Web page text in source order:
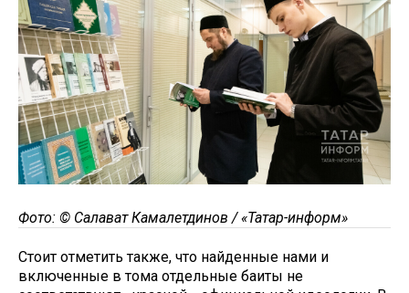
Фото: © Салават Камалетдинов / «Татар-информ»
Стоит отметить также, что найденные нами и
включенные в тома отдельные баиты не